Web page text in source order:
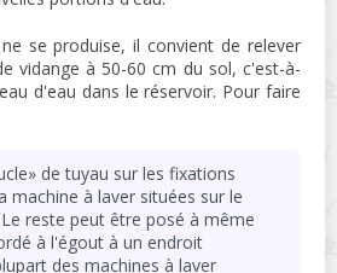
se produise, il convient de relever
vidange à 50-60 cm du sol, c'est-à-
d'eau dans le réservoir. Pour faire
de tuyau sur les fixations
machine à laver situées sur le
reste peut être posé à même
à l'égout à un endroit
des machines à laver